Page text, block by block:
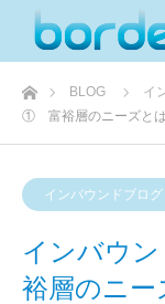
ホームBLOG イ
① 富裕層のニーズと
インバウンドブログ
インバウ
裕層のニー